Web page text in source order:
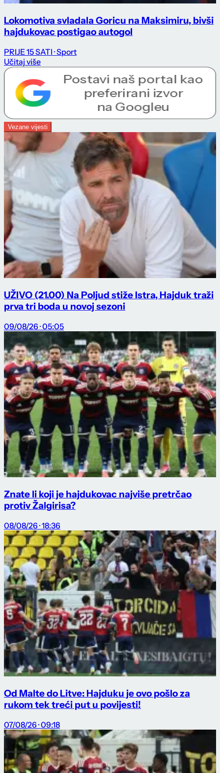
Lokomotiva svladala Goricu na Maksimiru, bivši
hajdukovac postigao autogol
PRIJE 15 SATI · Sport
Učitaj više
Vezane vijesti
UŽIVO (21.00) Na Poljud stiže Istra, Hajduk traži
prva tri boda u novoj sezoni
09/08/26 · 05:05
Znate li koji je hajdukovac najviše pretrčao
protiv Žalgirisa?
08/08/26 · 18:36
Od Malte do Litve: Hajduku je ovo pošlo za
rukom tek treći put u povijesti!
07/08/26 · 09:18